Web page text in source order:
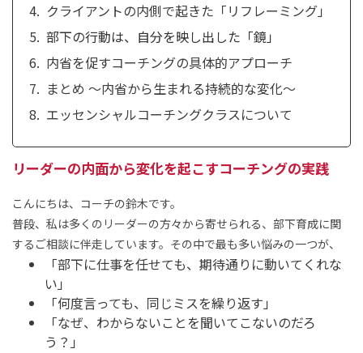
クライアントの内側で起きた「リフレーミング」
部下の行動は、自分を映し出した「鏡」
内省を促すコーチングの具体的アプローチ
まとめ ～内省から生まれる持続的な変化～
エッセンシャルコーチングクラスについて
リーダーの内面から変化を起こすコーチングの実践
こんにちは、コーチの鈴木です。
普段、私は多くのリーダーの方々から寄せられる、部下育成に関
するご相談に伴走しています。その中で最も多い悩みの一つが、
「部下に仕事を任せても、期待通りに動いてくれな
い」
「何度言っても、同じミスを繰り返す」
「なぜ、わからないことを聞いてこないのだろ
う？」